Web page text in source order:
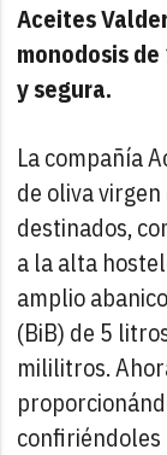
Aceites
monodosis
y segura.
La compañía
de oliva
destinados,
a la alta
amplio
(BiB) de 5
mililitros.
confiriéndoles